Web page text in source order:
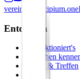
verein@principium.one
Entdecken
So funktioniert's
Menschen
Events & Treffen